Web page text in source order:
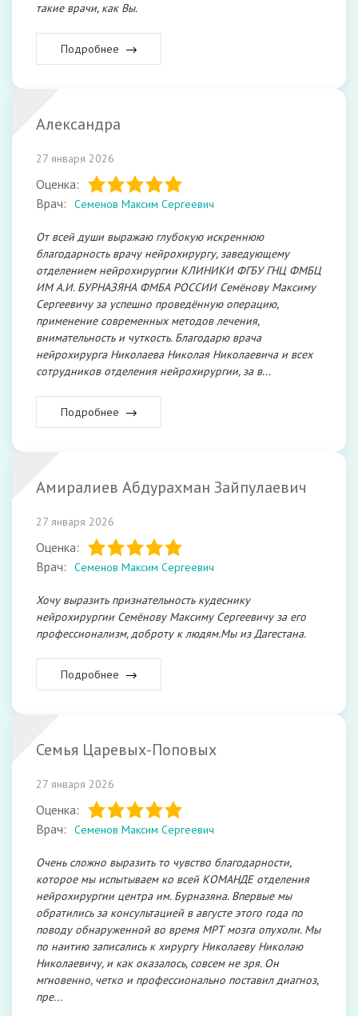
такие врачи, как Вы.
Подробнее
Александра
27 января 2026
Оценка:
Врач:
Семенов Максим Сергеевич
От всей души выражаю глубокую искреннюю
благодарность врачу нейрохирургу, заведующему
отделением нейрохирургии КЛИНИКИ ФГБУ ГНЦ ФМБЦ
ИМ А.И. БУРНАЗЯНА ФМБА РОССИИ Семёнову Максиму
Сергеевичу за успешно проведённую операцию,
применение современных методов лечения,
внимательность и чуткость. Благодарю врача
нейрохирурга Николаева Николая Николаевича и всех
сотрудников отделения нейрохирургии, за в...
Подробнее
Амиралиев Абдурахман Зайпулаевич
27 января 2026
Оценка:
Врач:
Семенов Максим Сергеевич
Хочу выразить признательность кудеснику
нейрохирургии Семёнову Максиму Сергеевичу за его
профессионализм, доброту к людям.Мы из Дагестана.
Подробнее
Семья Царевых-Поповых
27 января 2026
Оценка:
Врач:
Семенов Максим Сергеевич
Очень сложно выразить то чувство благодарности,
которое мы испытываем ко всей КОМАНДЕ отделения
нейрохирургии центра им. Бурназяна. Впервые мы
обратились за консультацией в августе этого года по
поводу обнаруженной во время МРТ мозга опухоли. Мы
по наитию записались к хирургу Николаеву Николаю
Николаевичу, и как оказалось, совсем не зря. Он
мгновенно, четко и профессионально поставил диагноз,
пре...